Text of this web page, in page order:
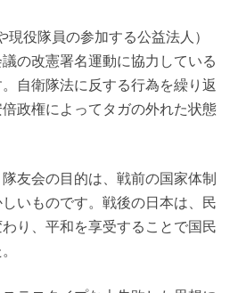
現役隊員の参加する公益法人）
の改憲署名運動に協力している
自衛隊法に反する行為を繰り返
政権によってタガの外れた状態
友会の目的は、戦前の国家体制
いものです。戦後の日本は、民
り、平和を享受することで国民